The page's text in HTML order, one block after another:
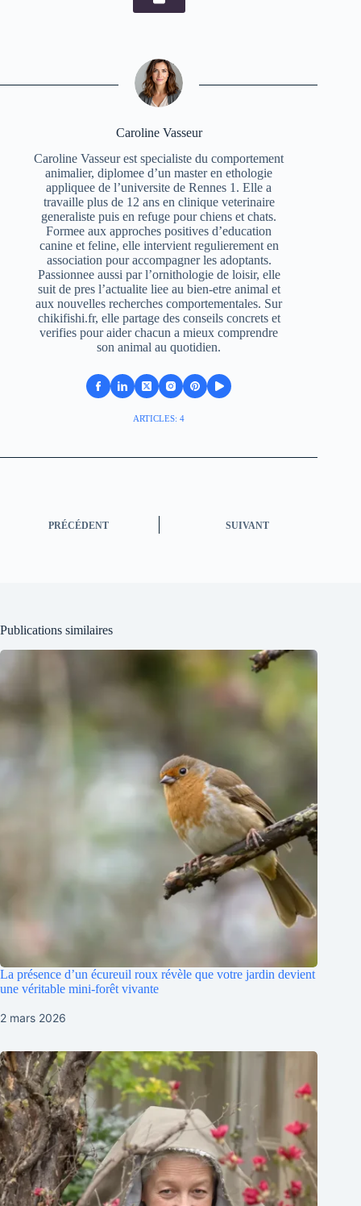
Caroline Vasseur
Caroline Vasseur est specialiste du comportement
animalier, diplomee d’un master en ethologie
appliquee de l’universite de Rennes 1. Elle a
travaille plus de 12 ans en clinique veterinaire
generaliste puis en refuge pour chiens et chats.
Formee aux approches positives d’education
canine et feline, elle intervient regulierement en
association pour accompagner les adoptants.
Passionnee aussi par l’ornithologie de loisir, elle
suit de pres l’actualite liee au bien-etre animal et
aux nouvelles recherches comportementales. Sur
chikifishi.fr, elle partage des conseils concrets et
verifies pour aider chacun a mieux comprendre
son animal au quotidien.
ARTICLES: 4
PRÉCÉDENT SUIVANT
Publications similaires
La présence d’un écureuil roux révèle que votre jardin devient
une véritable mini-forêt vivante
2 mars 2026